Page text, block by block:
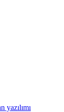
yazılımı